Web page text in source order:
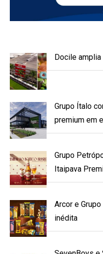
Docile amplia
Grupo Ítalo
premium em
Grupo
Itaipava
Arcor e
inédita